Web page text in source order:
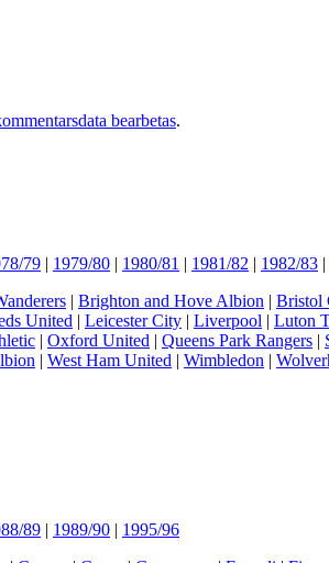
bearbetas.
79 | 1979/80 | 1980/81 | 1981/82 | 1982/83 |
| Brighton and Hove Albion | Bristol
United | Leicester City | Liverpool | Luton
| Oxford United | Queens Park Rangers |
| West Ham United | Wimbledon |
89 | 1989/90 | 1995/96